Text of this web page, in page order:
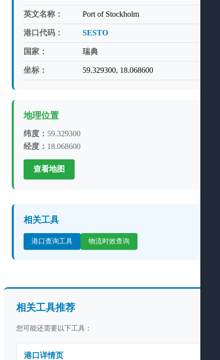
英文名称： Port of Stockholm
港口代码： SESTO
国家： 瑞典
坐标： 59.329300, 18.068600
地理位置
纬度： 59.329300
经度： 18.068600
查看地图
相关工具
港口查询工具 物流时效查询
相关工具推荐
您可能还需要以下工具：
港口详情页